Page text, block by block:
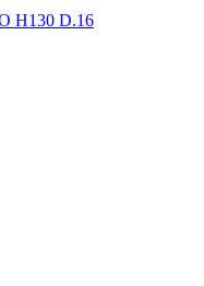
H130 D.16